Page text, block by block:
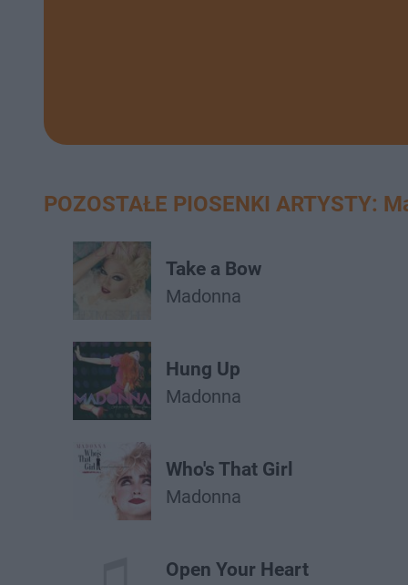
POZOSTAŁE PIOSENKI ARTYSTY:
Take a Bow
Madonna
Hung Up
Madonna
Who's That Girl
Madonna
Open Your Heart